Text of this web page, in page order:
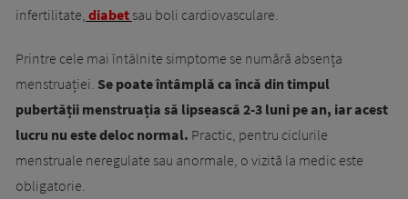
infertilitate, diabetsau boli cardiovasculare.
Printre cele mai întâlnite simptome se numără absența
menstruației. Se poate întâmplă ca încă din timpul
pubertății menstruația să lipsească 2-3 luni pe an, iar acest
lucru nu este deloc normal. Practic, pentru ciclurile
menstruale neregulate sau anormale, o vizită la medic este
obligatorie.